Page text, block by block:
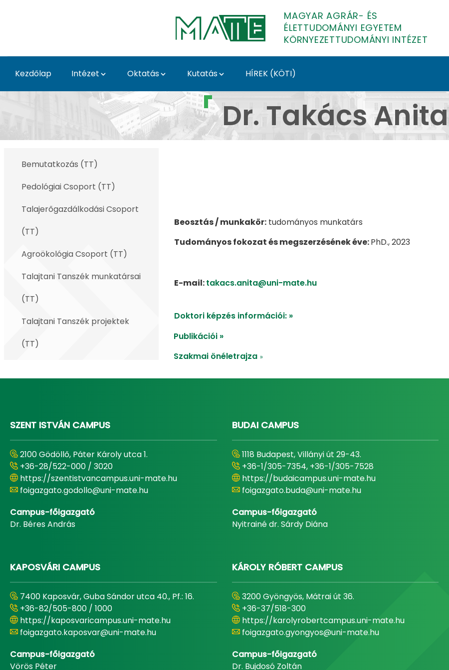
MAGYAR AGRÁR- ÉS
ÉLETTUDOMÁNYI EGYETEM
KÖRNYEZETTUDOMÁNYI INTÉZET
Kezdőlap Intézet Oktatás Kutatás HÍREK (KÖTI)
Takács Anita - Környezettudományi Intézet
Dr. Takács Anita
Bemutatkozás (TT)
Pedológiai Csoport (TT)
Talajerőgazdálkodási Csoport
(TT)
Agroökológia Csoport (TT)
Talajtani Tanszék munkatársai
(TT)
Talajtani Tanszék projektek
(TT)
Beosztás / munkakör:tudományos munkatárs
Tudományos fokozat és megszerzésének éve:PhD., 2023
E-mail:takacs.anita@uni-mate.hu
Doktori képzés információi: »
Publikációi »
Szakmai önéletrajza »
SZENT ISTVÁN CAMPUS
2100 Gödöllő, Páter Károly utca 1.
+36-28/522-000 / 3020
https://szentistvancampus.uni-mate.hu
foigazgato.godollo@uni-mate.hu
Campus-főigazgató
Dr. Béres András
BUDAI CAMPUS
1118 Budapest, Villányi út 29-43.
+36-1/305-7354, +36-1/305-7528
https://budaicampus.uni-mate.hu
foigazgato.buda@uni-mate.hu
Campus-főigazgató
Nyitrainé dr. Sárdy Diána
KAPOSVÁRI CAMPUS
7400 Kaposvár, Guba Sándor utca 40., Pf.: 16.
+36-82/505-800 / 1000
https://kaposvaricampus.uni-mate.hu
foigazgato.kaposvar@uni-mate.hu
Campus-főigazgató
Vörös Péter
KÁROLY RÓBERT CAMPUS
3200 Gyöngyös, Mátrai út 36.
+36-37/518-300
https://karolyrobertcampus.uni-mate.hu
foigazgato.gyongyos@uni-mate.hu
Campus-főigazgató
Dr. Bujdosó Zoltán